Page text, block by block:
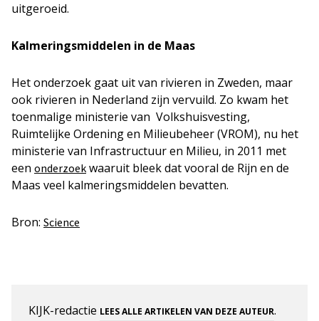
uitgeroeid.
Kalmeringsmiddelen in de Maas
Het onderzoek gaat uit van rivieren in Zweden, maar
ook rivieren in Nederland zijn vervuild. Zo kwam het
toenmalige ministerie van Volkshuisvesting,
Ruimtelijke Ordening en Milieubeheer (VROM), nu het
ministerie van Infrastructuur en Milieu, in 2011 met
een onderzoek waaruit bleek dat vooral de Rijn en de
Maas veel kalmeringsmiddelen bevatten.
Bron: Science
KIJK-redactie LEES ALLE ARTIKELEN VAN DEZE AUTEUR.